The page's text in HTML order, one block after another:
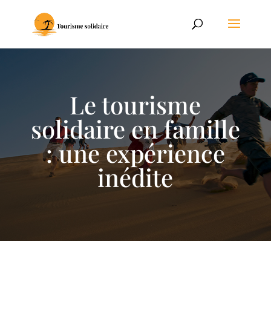
Le tourisme
solidaire en famille
: une expérience
inédite